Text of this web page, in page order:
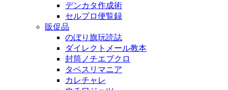
デンカタ作成術
セルプロ便覧録
販促品
のぼり旗玩読誌
ダイレクトメール教本
封筒ノチエブクロ
タペスリマニア
カレチャレ